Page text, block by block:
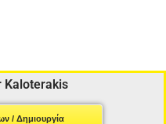
Kaloterakis
/ Δημιουργία